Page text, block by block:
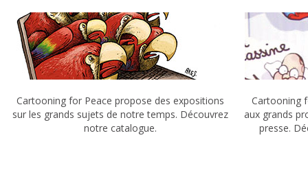
Cartooning for Peace propose des expositions
sur les grands sujets de notre temps. Découvrez
notre catalogue.
Cartooning
aux grands
presse.